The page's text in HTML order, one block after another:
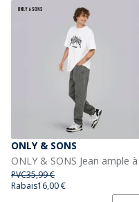
ONLY & SONS
PVC35,99 €
Rabais16,00 €